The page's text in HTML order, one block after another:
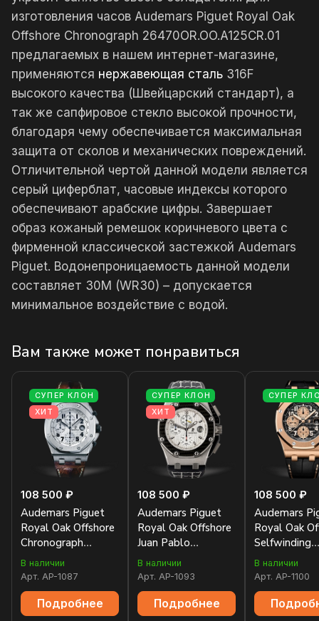
изготовления часов Audemars Piguet Royal Oak
Offshore Chronograph 26470OR.OO.A125CR.01
предлагаемых в нашем интернет-магазине,
применяются нержавеющая сталь 316F
высокого качества (Швейцарский стандарт), а
так же сапфировое стекло высокой прочности,
благодаря чему обеспечивается максимальная
защита от сколов и механических повреждений.
Отличительной чертой данной модели является
серый циферблат, часовые индексы которого
обеспечивают арабские цифры. Завершает
образ кожаный ремешок коричневого цвета с
фирменной классической застежкой Audemars
Piguet. Водонепроницаемость данной модели
составляет 30М (WR30) – допускается
минимальное воздействие с водой.
Вам также может понравиться
СУПЕР КЛОН
ХИТ
108 500 ₽
Audemars Piguet
Royal Oak Offshore
Chronograph
26170ST.OO.D091CR.01
В наличии
Арт. AP-1087
Подробнее
СУПЕР КЛОН
ХИТ
108 500 ₽
Audemars Piguet
Royal Oak Offshore
Juan Pablo
Montoya
26030IO.OO.D001IN.01
В наличии
Арт. AP-1093
Подробнее
СУПЕР
108 500 ₽
Audemars
Royal Oak
Selfwinding
mm
В наличии
Арт. AP-1100